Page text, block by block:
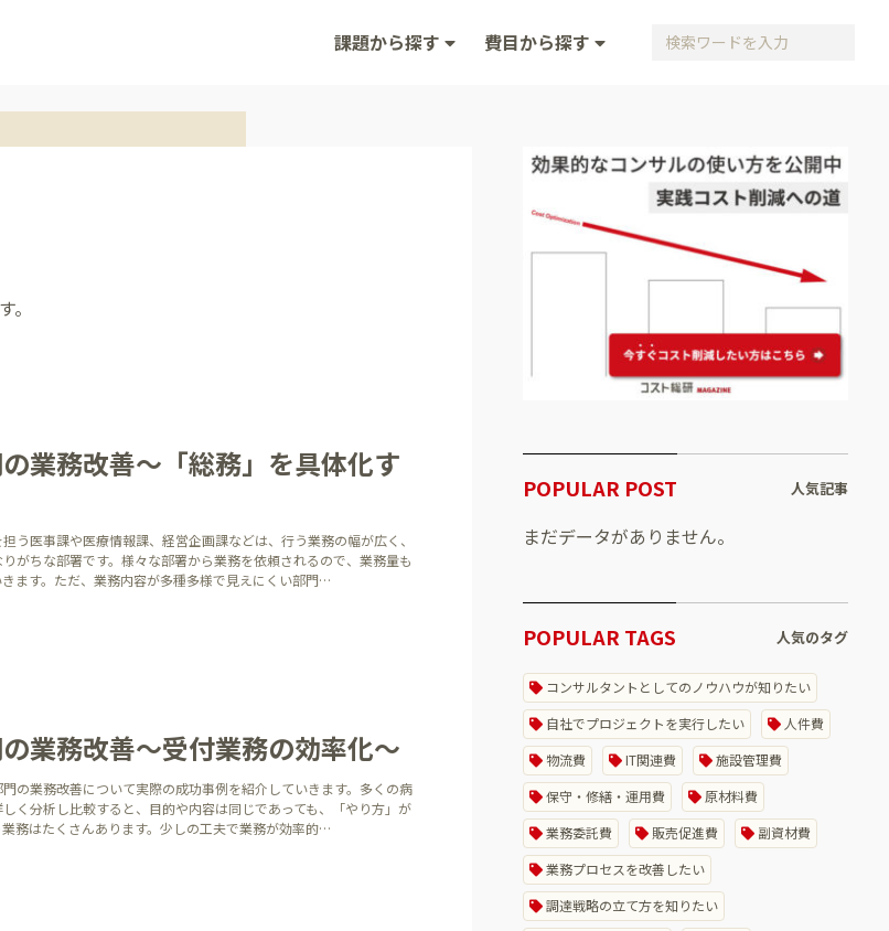
課題から探す 費目から探す
業務改善～「総務」を具体化す
う医事課や医療情報課、経営企画課などは、行う業務の幅が広く、
りがちな部署です。様々な部署から業務を依頼されるので、業務量も
きます。ただ、業務内容が多種多様で見えにくい部門…
業務改善～受付業務の効率化～
の業務改善について実際の成功事例を紹介していきます。多くの病
く分析し比較すると、目的や内容は同じであっても、「やり方」が
務はたくさんあります。少しの工夫で業務が効率的…
POPULAR POST 人気記事
まだデータがありません。
POPULAR TAGS 人気のタグ
コンサルタントとしてのノウハウが知りたい
自社でプロジェクトを実行したい
人件費
物流費
IT関連費
施設管理費
保守・修繕・運用費
原材料費
業務委託費
販売促進費
副資材費
業務プロセスを改善したい
調達戦略の立て方を知りたい